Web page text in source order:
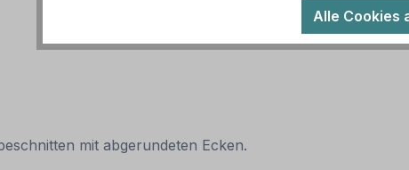
mit abgerundeten Ecken.
Alle Cookies